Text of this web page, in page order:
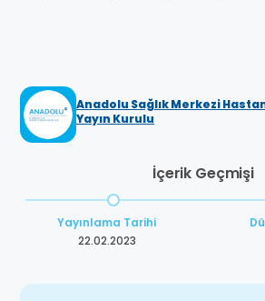
Anadolu Sağlık Merkezi
Yayın Kurulu
İçerik Geçmişi
Yayınlama Tarihi
22.02.2023